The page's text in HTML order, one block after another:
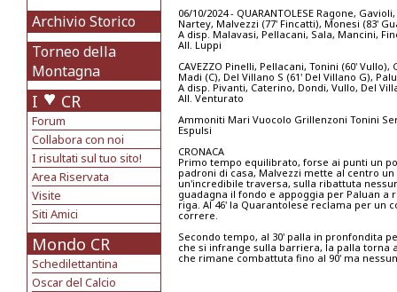
Archivio Storico
Torneo della
Montagna
I CR
Forum
Collabora con noi
I risultati sul tuo sito!
Area Riservata
Visite
Siti Amici
Mondo CR
Schedilettantina
Oscar del Calcio
06/10/2024 - QUARANTOLESE Ragone,
Nartey, Malvezzi (77' Fincatti), Monesi (83'
A disp. Malavasi, Pellacani, Sala, Mancini,
All. Luppi
CAVEZZO Pinelli, Pellacani, Tonini (60'
Madi (C), Del Villano S (61' Del Villano G),
A disp. Pivanti, Caterino, Dondi, Vullo, Del
All. Venturato
Ammoniti Mari Vuocolo Grillenzoni Tonini
Espulsi
CRONACA
Primo tempo equilibrato, forse ai punti un
padroni di casa, Malvezzi mette al centro
un'incredibile traversa, sulla ribattuta
guadagna il fondo e appoggia per Paluan
riga. Al 46' la Quarantolese reclama per un
correre.
Secondo tempo, al 30' palla in pronfondita
che si infrange sulla barriera, la palla torna
che rimane combattuta fino al 90' ma